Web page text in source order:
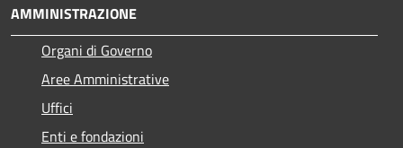
AMMINISTRAZIONE
Organi di Governo
Aree Amministrative
Uffici
Enti e fondazioni